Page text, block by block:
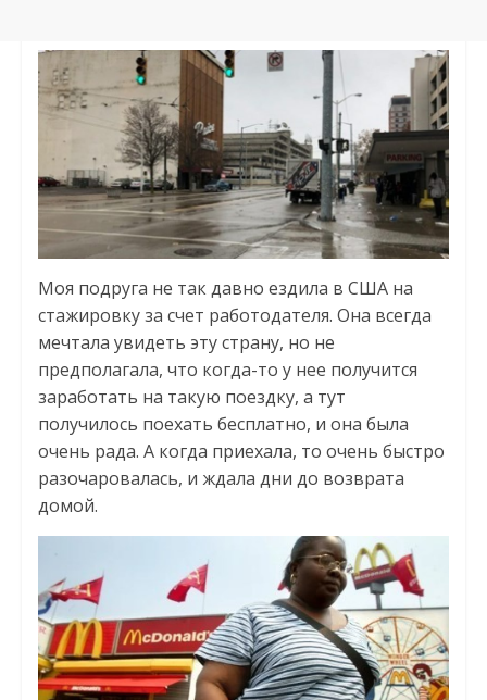
Моя подруга не так давно ездила в США на
стажировку за счет работодателя. Она всегда
мечтала увидеть эту страну, но не
предполагала, что когда-то у нее получится
заработать на такую поездку, а тут
получилось поехать бесплатно, и она была
очень рада. А когда приехала, то очень быстро
разочаровалась, и ждала дни до возврата
домой.